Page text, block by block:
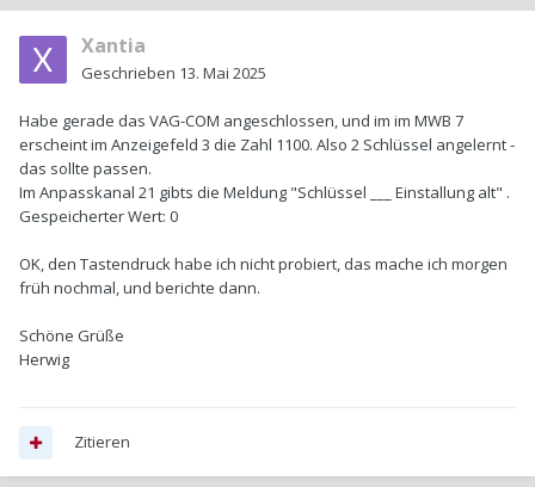
Xantia
Geschrieben 13. Mai 2025
Habe gerade das VAG-COM angeschlossen, und im im MWB 7
erscheint im Anzeigefeld 3 die Zahl 1100. Also 2 Schlüssel angelernt -
das sollte passen.
Im Anpasskanal 21 gibts die Meldung "Schlüssel ___ Einstallung alt" .
Gespeicherter Wert: 0
OK, den Tastendruck habe ich nicht probiert, das mache ich morgen
früh nochmal, und berichte dann.
Schöne Grüße
Herwig
Zitieren